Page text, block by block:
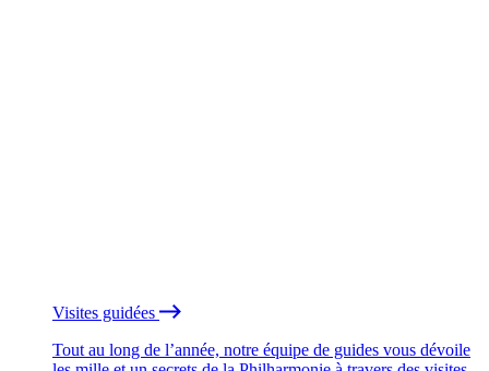
Visites guidées
Tout au long de l’année, notre équipe de guides vous dévoile